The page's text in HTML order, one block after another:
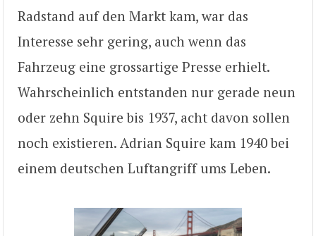
Radstand auf den Markt kam, war das
Interesse sehr gering, auch wenn das
Fahrzeug eine grossartige Presse erhielt.
Wahrscheinlich entstanden nur gerade neun
oder zehn Squire bis 1937, acht davon sollen
noch existieren. Adrian Squire kam 1940 bei
einem deutschen Luftangriff ums Leben.